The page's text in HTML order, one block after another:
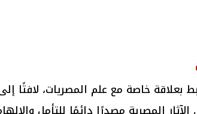
بعلاقة خاصة مع علم المصريات، لافتًا